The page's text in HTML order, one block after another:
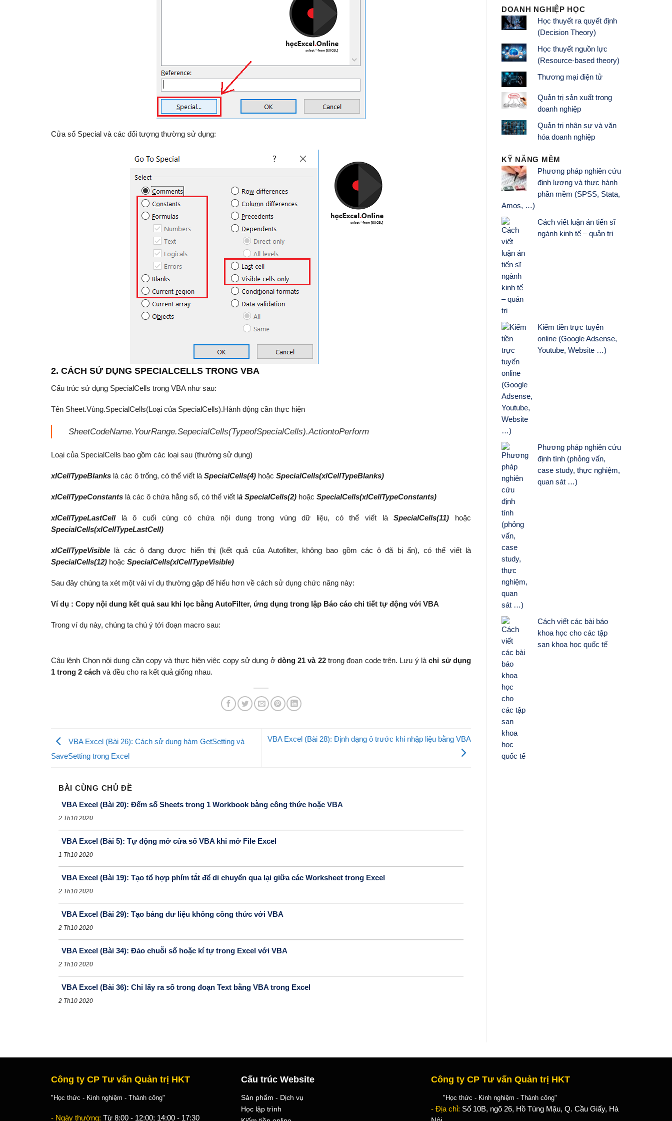
Cửa sổ Special và các đối tượng thường sử dụng:
2. CÁCH SỬ DỤNG SPECIALCELLS TRONG VBA
Cấu trúc sử dụng SpecialCells trong VBA như sau:
Tên Sheet.Vùng.SpecialCells(Loại của SpecialCells).Hành động cần thực hiện
SheetCodeName.YourRange.SepecialCells(TypeofSpecialCells).ActiontoPerform
Loại của SpecialCells bao gồm các loại sau (thường sử dụng)
xlCellTypeBlanks là các ô trống, có thể viết là SpecialCells(4) hoặc SpecialCells(xlCellTypeBlanks)
xlCellTypeConstants là các ô chứa hằng số, có thể viết l à SpecialCells(2) hoặc SpecialCells(xlCellTypeConstants)
xlCellTypeLastCelllà ô cuối cùng có chứa nội dung trong vùng dữ liệu, có thể viết làSpecialCells(11) hoặc
SpecialCells(xlCellTypeLastCell)
xlCellTypeVisible là các ô đang được hiển thị (kết quả của Autofilter, không bao gồm các ô đã bị ẩn), có thể viết là
SpecialCells(12) hoặc SpecialCells(xlCellTypeVisible)
Sau đây chúng ta xét một vài ví dụ thường gặp để hiểu hơn về cách sử dụng chức năng này:
Ví dụ : Copy nội dung kết quả sau khi lọc bằng AutoFilter, ứng dụng trong lập Báo cáo chi tiết tự động với VBA
Trong ví dụ này, chúng ta chú ý tới đoạn macro sau:
Câu lệnh Chọn nội dung cần copy và thực hiện việc copy sử dụng ở dòng 21 và 22trong đoạn code trên. Lưu ý làchỉ sử dụng
1 trong 2 cách và đều cho ra kết quả giống nhau.
VBA Excel (Bài 26): Cách sử dụng hàm GetSetting và
SaveSetting trong Excel
VBA Excel (Bài 28): Định dạng ô trước khi nhập liệu bằng VBA
BÀI CÙNG CHỦ ĐỀ
VBA Excel (Bài 20): Đếm số Sheets trong 1 Workbook bằng công thức hoặc VBA
2 Th10 2020
VBA Excel (Bài 5): Tự động mở cửa sổ VBA khi mở File Excel
1 Th10 2020
VBA Excel (Bài 19): Tạo tổ hợp phím tắt để di chuyển qua lại giữa các Worksheet trong Excel
2 Th10 2020
VBA Excel (Bài 29): Tạo bảng dư liệu không công thức với VBA
2 Th10 2020
VBA Excel (Bài 34): Đảo chuỗi số hoặc kí tự trong Excel với VBA
2 Th10 2020
VBA Excel (Bài 36): Chỉ lấy ra số trong đoạn Text bằng VBA trong Excel
2 Th10 2020
DOANH NGHIỆP HỌC
Học thuyết ra quyết định
(Decision Theory)
Học thuyết nguồn lực
(Resource-based theory)
Thương mại điện tử
Quản trị sản xuất trong
doanh nghiệp
Quản trị nhân sự và văn
hóa doanh nghiệp
KỸ NĂNG MỀM
Phương pháp nghiên cứu
định lượng và thực hành
phần mềm (SPSS, Stata,
Amos, …)
Cách viết luận án tiến sĩ
ngành kinh tế – quản trị
Kiếm tiền trực tuyến
online (Google Adsense,
Youtube, Website …)
Phương pháp nghiên cứu
định tính (phỏng vấn,
case study, thực nghiệm,
quan sát …)
Cách viết các bài báo
khoa học cho các tập
san khoa học quốc tế
Công ty CP Tư vấn Quản trị HKT
"Học thức - Kinh nghiệm - Thành công"
- Ngày thường: Từ 8:00 - 12:00; 14:00 - 17:30
Cấu trúc Website
Sản phẩm - Dịch vụ
Học lập trình
Công ty CP Tư vấn Quản trị HKT
"Học thức - Kinh nghiệm - Thành công"
- Địa chỉ: Số 10B, ngõ 26, Hồ Tùng Mậu, Q. Cầu Giấy, Hà